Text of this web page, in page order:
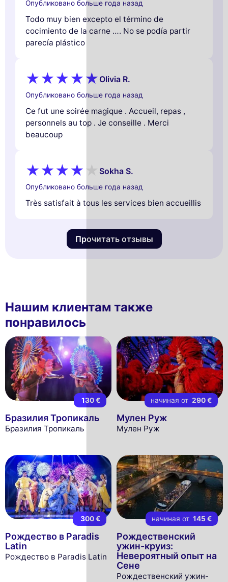
Опубликовано больше года назад
Todo muy bien excepto el término de
cocimiento de la carne …. No se podía partir
parecía plástico
Olivia R.
Опубликовано больше года назад
Ce fut une soirée magique . Accueil, repas ,
personnels au top . Je conseille . Merci
beaucoup
Sokha S.
Опубликовано больше года назад
Très satisfait à tous les services bien accueillis
Прочитать отзывы
Нашим клиентам также
понравилось
130 €
Бразилия Тропикаль
Бразилия Тропикаль
начиная от 290 €
Мулен Руж
Мулен Руж
300 €
Рождество в Paradis
Latin
Рождество в Paradis Latin
начиная от 145 €
Рождественский
ужин-круиз:
Невероятный опыт на
Сене
Рождественский ужин-